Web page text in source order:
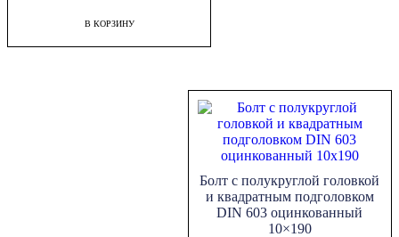
В КОРЗИНУ
Болт с полукруглой головкой
и квадратным подголовком
DIN 603 оцинкованный
10×190